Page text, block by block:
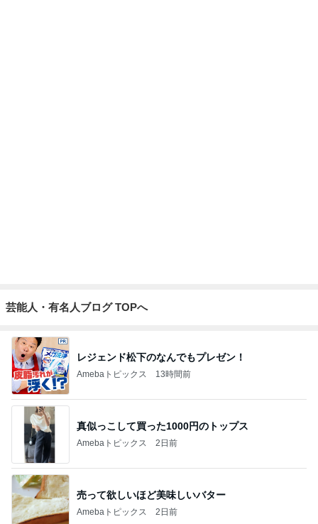
芸能人・有名人ブログ TOPへ
レジェンド松下のなんでもプレゼン！
Amebaトピックス 13時間前
真似っこして買った1000円のトップス
Amebaトピックス 2日前
売って欲しいほど美味しいバター
Amebaトピックス 2日前